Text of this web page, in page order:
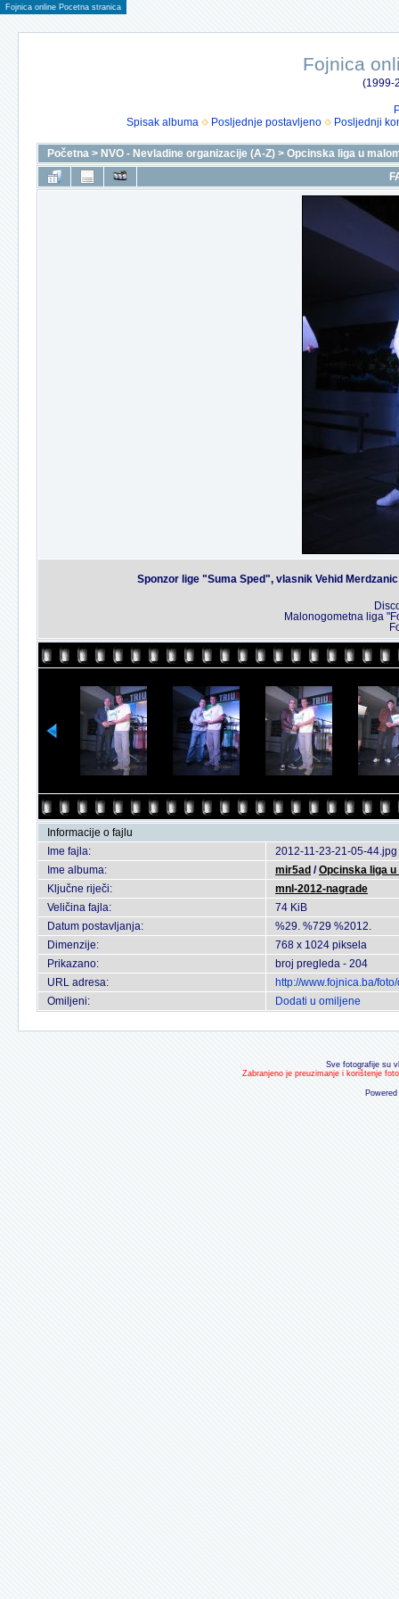
Fojnica online Pocetna stranica
Fojnica
(1999-
Spisak albuma
Posljednje postavljeno Posljednji
Početna > NVO - Nevladine organizacije (A-Z) > Opcinska liga u
Sponzor lige "Suma Sped", vlasnik Vehid
Malonogometna liga
Informacije o fajlu
Ime fajla:
2012-11-23-21-05-44.jpg
Ime albuma:
mir5ad /Opcinska liga
Ključne riječi:
mnl-2012-nagrade
Veličina fajla:
74 KiB
Datum postavljanja:
%29. %729 %2012.
Dimenzije:
768 x 1024 piksela
Prikazano:
broj pregleda - 204
URL adresa:
http://www.fojnica.ba/
Omiljeni:
Dodati u omiljene
Sve fotografije su
Zabranjeno je preuzimanje i korištenje